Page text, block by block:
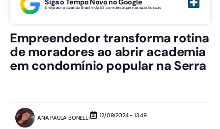
Siga o Tempo Novo no Google
E veja as notícias do Brasil e do ES com destaque nas suas buscas
Empreendedor transforma rotina
de moradores ao abrir academia
em condomínio popular na Serra
ANA PAULA BONELLI 12/09/2024 - 13:49